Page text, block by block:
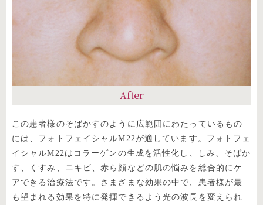
After
この患者様のそばかすのように広範囲にわたっているもの
には、フォトフェイシャルM22が適しています。フォトフェ
イシャルM22はコラーゲンの生成を活性化し、しみ、そばか
す、くすみ、ニキビ、赤ら顔などの肌の悩みを総合的にケ
アできる治療法です。さまざまな効果の中で、患者様が最
も望まれる効果を特に発揮できるよう光の波長を変えられ